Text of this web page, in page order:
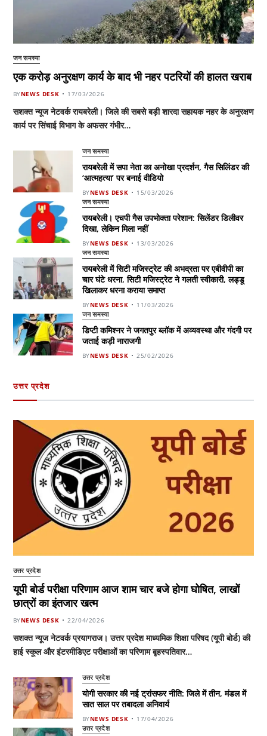
जन समस्या
एक करोड़ अनुरक्षण कार्य के बाद भी नहर पटरियों की हालत खराब
BYNEWS DESK 17/03/2026
सशक्त न्यूज नेटवर्क रायबरेली। जिले की सबसे बड़ी शारदा सहायक नहर के अनुरक्षण
कार्य पर सिंचाई विभाग के अफसर गंभीर…
जन समस्या
रायबरेली में सपा नेता का अनोखा प्रदर्शन, गैस सिलिंडर की
‘आत्महत्या’ पर बनाई वीडियो
BYNEWS DESK 15/03/2026
जन समस्या
रायबरेली। एचपी गैस उपभोक्ता परेशान: सिलेंडर डिलीवर
दिखा, लेकिन मिला नहीं
BYNEWS DESK 13/03/2026
जन समस्या
रायबरेली में सिटी मजिस्ट्रेट की अभद्रता पर एबीवीपी का
चार घंटे धरना, सिटी मजिस्ट्रेट ने गलती स्वीकारी, लड्डू
खिलाकर धरना कराया समाप्त
BYNEWS DESK 11/03/2026
जन समस्या
डिप्टी कमिश्नर ने जगतपुर ब्लॉक में अव्यवस्था और गंदगी पर
जताई कड़ी नाराजगी
BYNEWS DESK 25/02/2026
उत्तर प्रदेश
उत्तर प्रदेश
यूपी बोर्ड परीक्षा परिणाम आज शाम चार बजे होगा घोषित, लाखों
छात्रों का इंतजार खत्म
BYNEWS DESK 22/04/2026
सशक्त न्यूज नेटवर्क प्रयागराज। उत्तर प्रदेश माध्यमिक शिक्षा परिषद (यूपी बोर्ड) की
हाई स्कूल और इंटरमीडिएट परीक्षाओं का परिणाम बृहस्पतिवार…
उत्तर प्रदेश
योगी सरकार की नई ट्रांसफर नीति: जिले में तीन, मंडल में
सात साल पर तबादला अनिवार्य
BYNEWS DESK 17/04/2026
उत्तर प्रदेश